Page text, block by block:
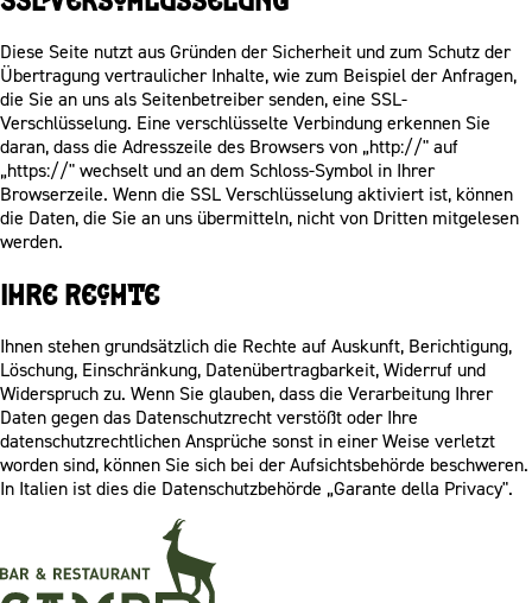
Diese Seite nutzt aus Gründen der Sicherheit und zum Schutz der
Übertragung vertraulicher Inhalte, wie zum Beispiel der Anfragen,
die Sie an uns als Seitenbetreiber senden, eine SSL-
Verschlüsselung. Eine verschlüsselte Verbindung erkennen Sie
daran, dass die Adresszeile des Browsers von „http://" auf
„https://" wechselt und an dem Schloss-Symbol in Ihrer
Browserzeile. Wenn die SSL Verschlüsselung aktiviert ist, können
die Daten, die Sie an uns übermitteln, nicht von Dritten mitgelesen
werden.
Ihre Rechte
Ihnen stehen grundsätzlich die Rechte auf Auskunft, Berichtigung,
Löschung, Einschränkung, Datenübertragbarkeit, Widerruf und
Widerspruch zu. Wenn Sie glauben, dass die Verarbeitung Ihrer
Daten gegen das Datenschutzrecht verstößt oder Ihre
datenschutzrechtlichen Ansprüche sonst in einer Weise verletzt
worden sind, können Sie sich bei der Aufsichtsbehörde beschweren.
In Italien ist dies die Datenschutzbehörde „Garante della Privacy".